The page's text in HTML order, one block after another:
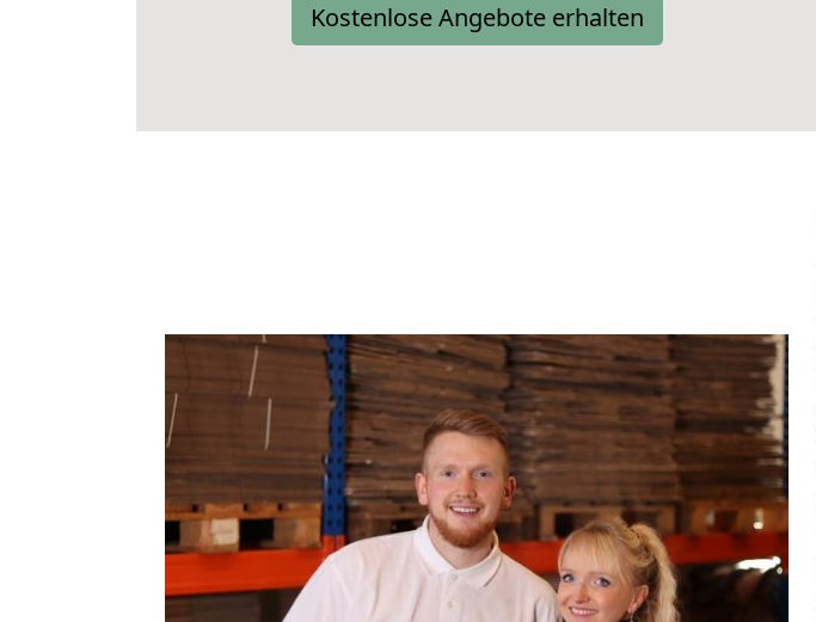
Kostenlose Angebote erhalten